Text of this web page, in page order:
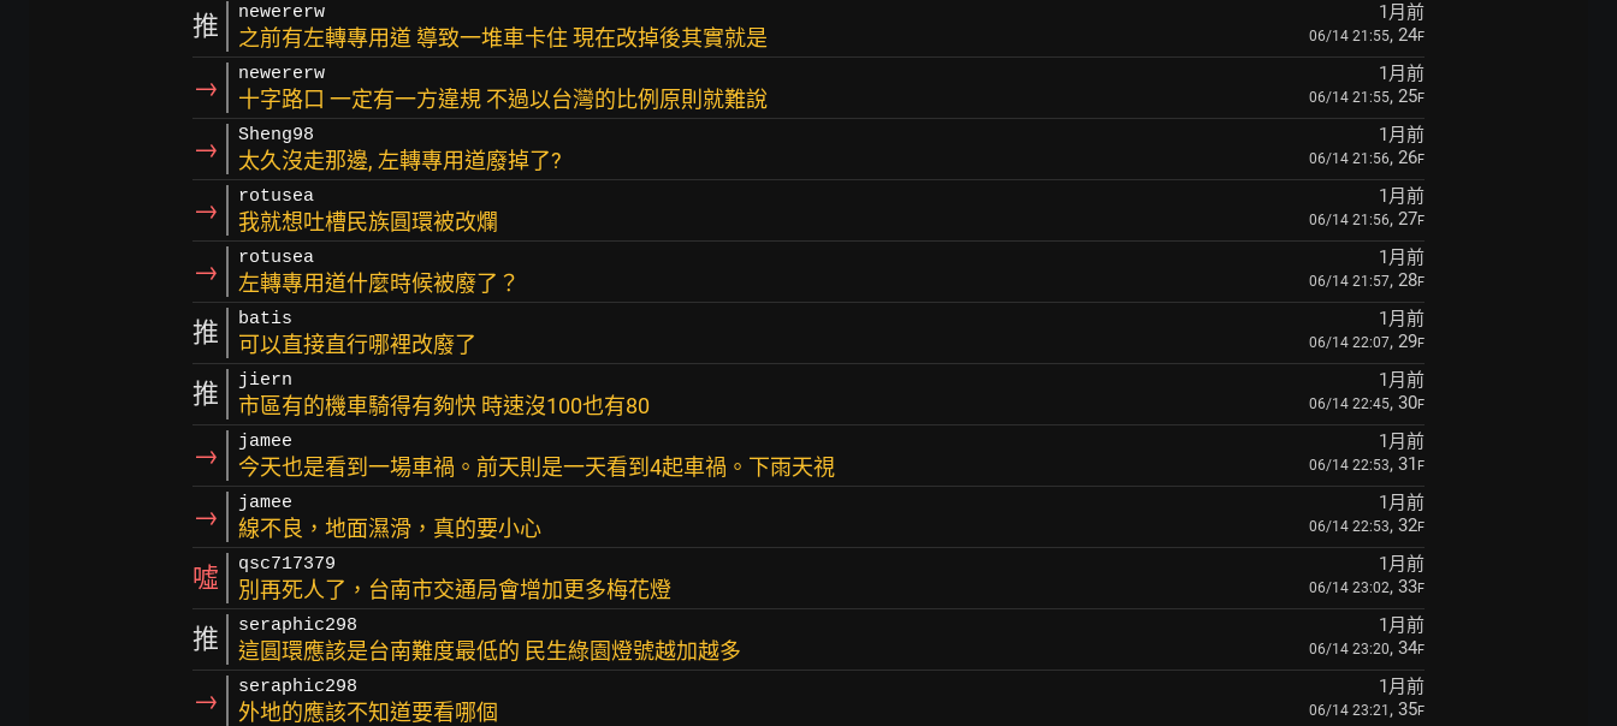
推 newererw 1月前
之前有左轉專用道 導致一堆車卡住 現在改掉後其實就是 06/14 21:55, 24F
→ newererw 1月前
十字路口 一定有一方違規 不過以台灣的比例原則就難說 06/14 21:55, 25F
→ Sheng98 1月前
太久沒走那邊, 左轉專用道廢掉了? 06/14 21:56, 26F
→ rotusea 1月前
我就想吐槽民族圓環被改爛 06/14 21:56, 27F
→ rotusea 1月前
左轉專用道什麼時候被廢了？ 06/14 21:57, 28F
推 batis 1月前
可以直接直行哪裡改廢了 06/14 22:07, 29F
推 jiern 1月前
市區有的機車騎得有夠快 時速沒100也有80 06/14 22:45, 30F
→ jamee 1月前
今天也是看到一場車禍。前天則是一天看到4起車禍。下雨天視 06/14 22:53, 31 F
→ jamee 1月前
線不良，地面濕滑，真的要小心 06/14 22:53, 32F
噓 qsc717379 1月前
別再死人了，台南市交通局會增加更多梅花燈 06/14 23:02, 33F
推 seraphic298 1月前
這圓環應該是台南難度最低的 民生綠園燈號越加越多 06/14 23:20, 34F
→ seraphic298 1月前
外地的應該不知道要看哪個 06/14 23:21 , 35F